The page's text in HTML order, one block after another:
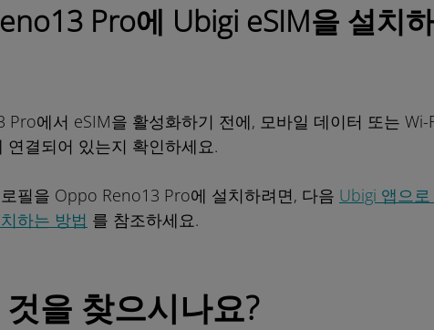
Pro에 Ubigi eSIM을 설치
Pro에서 eSIM을 활성화하기 전에, 모바일 데이터 또는 Wi-
연결되어 있는지 확인하세요.
필을 Oppo Reno13 Pro에 설치하려면, 다음 Ubigi 앱으
하는 방법 를 참조하세요.
을 찾으시나요?